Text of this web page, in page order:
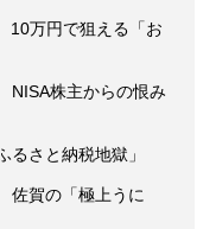
万円で狙える「お
株主からの恨み
さと納税地獄」
佐賀の「極上うに